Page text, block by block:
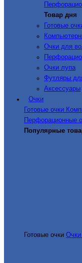
Товар дня
Готовые
Очки для
Очки лупа
Футляры
Аксессуары
Очки
Готовые очки
Перфорационные
Популярные
Готовые очки Очки